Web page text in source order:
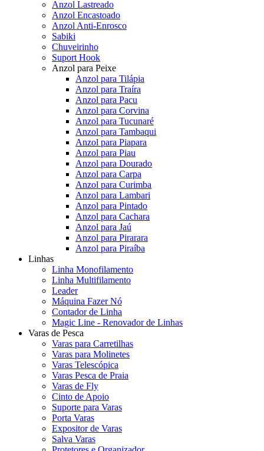
Anzol Lastreado
Anzol Encastoado
Anzol Anti-Enrosco
Sabiki
Chuveirinho
Suport Hook
Anzol para Peixe
Anzol para Tilápia
Anzol para Traíra
Anzol para Pacu
Anzol para Corvina
Anzol para Tucunaré
Anzol para Tambaqui
Anzol para Piapara
Anzol para Piau
Anzol para Dourado
Anzol para Carpa
Anzol para Curimba
Anzol para Lambari
Anzol para Pintado
Anzol para Cachara
Anzol para Jaú
Anzol para Pirarara
Anzol para Piraíba
Linhas
Linha Monofilamento
Linha Multifilamento
Leader
Máquina Fazer Nó
Contador de Linha
Magic Line - Renovador de Linhas
Varas de Pesca
Varas para Carretilhas
Varas para Molinetes
Varas Telescópica
Varas Pesca de Praia
Varas de Fly
Cinto de Apoio
Suporte para Varas
Porta Varas
Expositor de Varas
Salva Varas